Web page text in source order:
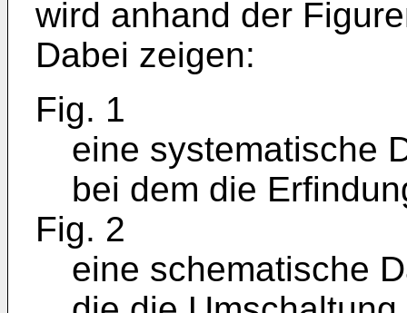
wird anhand der
Dabei zeigen:
Fig. 1
eine systematische
bei dem die
Fig. 2
eine schematische